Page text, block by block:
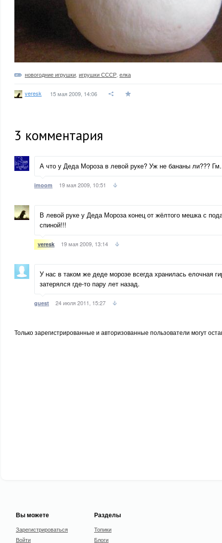
новогодние игрушки игрушки СССР елка
veresk 15 мая 2009, 14:06
3 комментария
А что у Деда Мороза в левой руке? Уж не бананы ли???
imoom 19 мая 2009, 10:51
В левой руке у Деда Мороза конец от жёлтого мешка с
спиной!!!
veresk 19 мая 2009, 13:14
У нас в таком же деде морозе всегда хранилась елочная
затерялся где-то пару лет назад.
guest 24 июля 2011, 15:27
Только зарегистрированные и авторизованные пользователи могут
Вы можете
Зарегистрироваться
Войти
Разделы
Топики
Блоги